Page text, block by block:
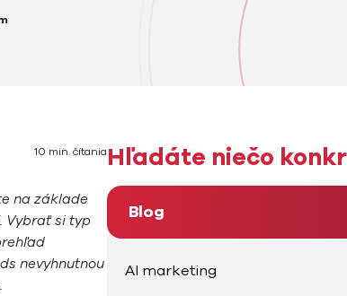
10 min. čítania
na základe
Vybrať si typ
nevyhnutnou
Hľadáte niečo
Blog
AI marketing